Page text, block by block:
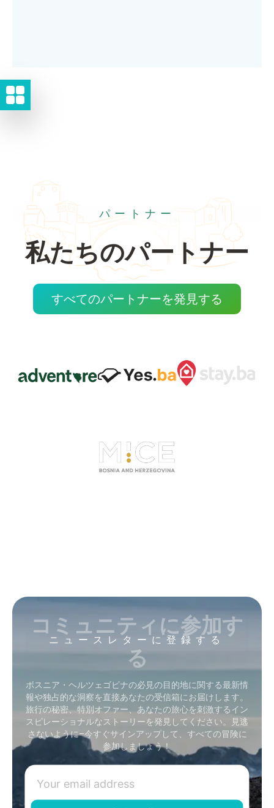
パートナー
私たちのパートナー
すべてのパートナーを発見する
ニュースレターに登録する
コミュニティに参加す
る
ボスニア・ヘルツェゴビナの必見の目的地に関する最新情
報や独占的な洞察を直接あなたの受信箱にお届けします。
旅行の秘密、特別オファー、あなたの旅心を刺激するイン
スピレーショナルなストーリーを発見してください。見逃
さないように–今すぐサインアップして、すべての冒険に
参加しましょう！